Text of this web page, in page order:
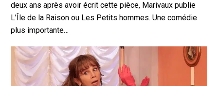
deux ans après avoir écrit cette pièce, Marivaux publie
L’Île de la Raison ou Les Petits hommes. Une comédie
plus importante…